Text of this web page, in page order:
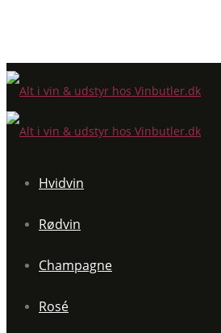
Hvidvin
Rødvin
Champagne
Rosé